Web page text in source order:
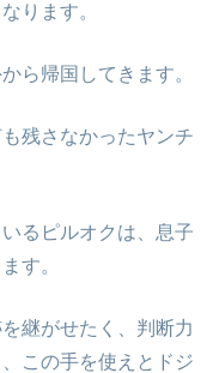
ります。
ら帰国してきます。
残さなかったヤンチ
るピルオクは、息子
す。
継がせたく、判断力
この手を使えとドジ